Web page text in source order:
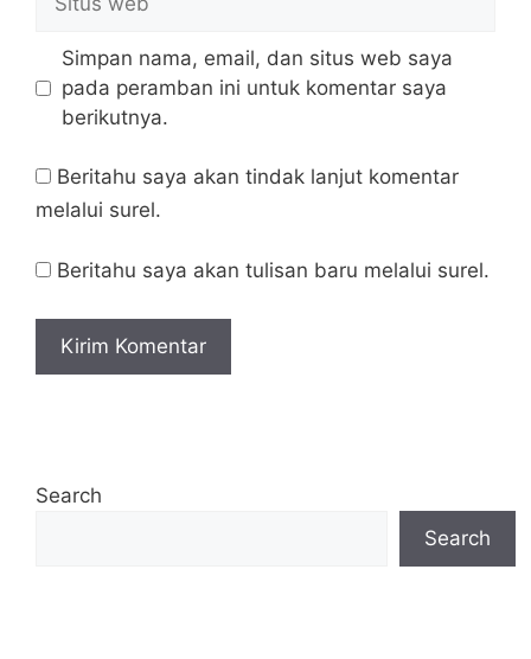
web
Simpan nama, email, dan situs web saya
pada peramban ini untuk komentar saya
berikutnya.
Beritahu saya akan tindak lanjut komentar
melalui surel.
Beritahu saya akan tulisan baru melalui surel.
Search
Search